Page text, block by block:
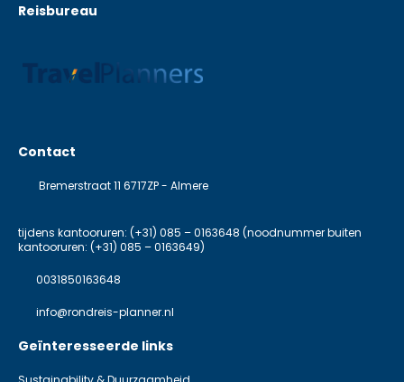
Reisbureau
Contact
Bremerstraat 11 6717ZP - Almere
tijdens kantooruren: (+31) 085 – 0163648 (noodnummer buiten
kantooruren: (+31) 085 – 0163649)
0031850163648
info@rondreis-planner.nl
Geïnteresseerde links